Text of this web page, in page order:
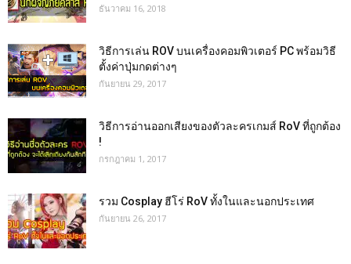
ธันวาคม 16, 2018
วิธีการเล่น ROV บนเครื่องคอมพิวเตอร์ PC พร้อมวิธี
ตั้งค่าปุ่มกดต่างๆ
กันยายน 29, 2017
วิธีการอ่านออกเสียงของตัวละครเกมส์ RoV ที่ถูกต้อง
!
กรกฎาคม 1, 2017
รวม Cosplay ฮีโร่ RoV ทั้งในและนอกประเทศ
กันยายน 26, 2017